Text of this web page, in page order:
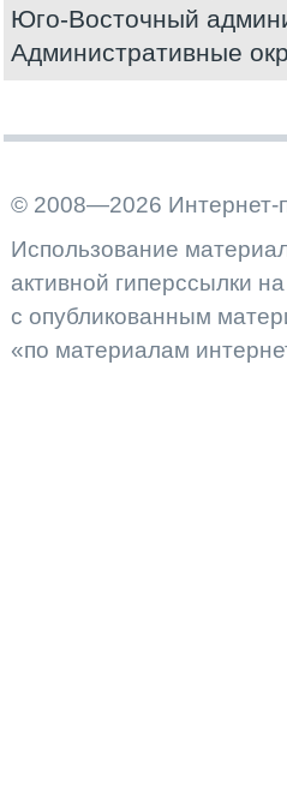
Юго-Восточный
Административные
© 2008—2026 Интернет-
Использование
активной гиперссылки
с опубликованным
«по материалам